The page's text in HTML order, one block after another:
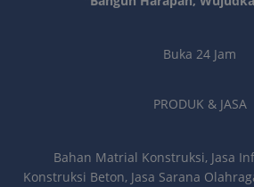
Buka 24 Jam
PRODUK & JASA
Bahan Matrial Konstruksi, Jasa
Konstruksi Beton, Jasa Sarana